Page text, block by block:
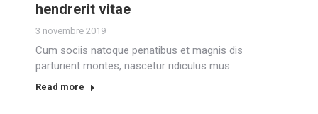
hendrerit vitae
3 novembre 2019
Cum sociis natoque penatibus et magnis dis
parturient montes, nascetur ridiculus mus.
Read more